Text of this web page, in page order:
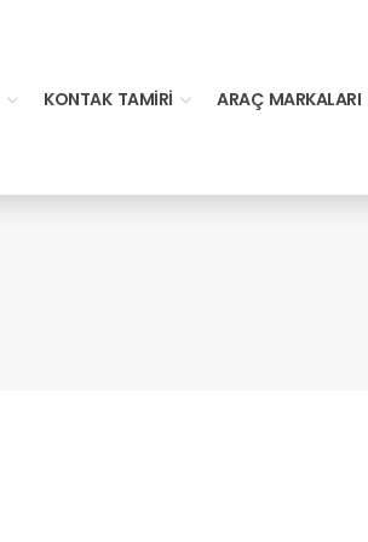
KONTAK TAMIRI ARAÇ MARKALARI